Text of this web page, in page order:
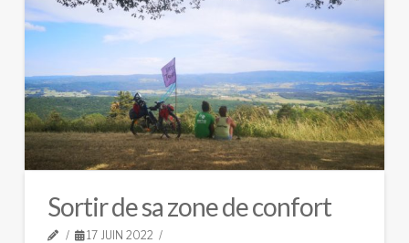
Sortir de sa zone de confort
17 JUIN 2022